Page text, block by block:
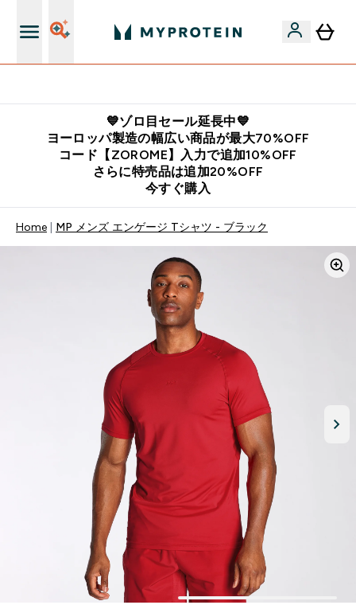
💙ゾロ目セール延長中💙
ヨーロッパ製造の幅広い商品が最大70%OFF
コード【ZOROME】入力で追加10%OFF
さらに特売品は追加20%OFF
今すぐ購入
Home MP メンズ エンゲージ Tシャツ - ブラック